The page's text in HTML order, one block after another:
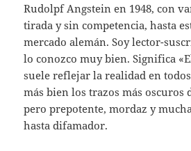
Rudolpf Angstein en 1948, con
tirada y sin competencia, hasta
mercado alemán. Soy lector-
lo conozco muy bien. Significa
suele reflejar la realidad en
más bien los trazos más oscuros
pero prepotente, mordaz y
hasta difamador.